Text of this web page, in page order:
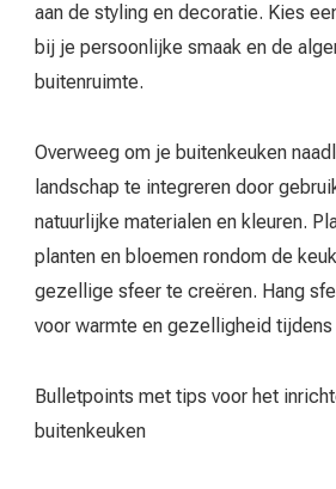
aan de styling en decoratie. Kies
bij je persoonlijke smaak en de
buitenruimte.
Overweeg om je buitenkeuken
landschap te integreren door
natuurlijke materialen en kleuren.
planten en bloemen rondom de
gezellige sfeer te creëren. Hang
voor warmte en gezelligheid tijdens
Bulletpoints met tips voor het
buitenkeuken